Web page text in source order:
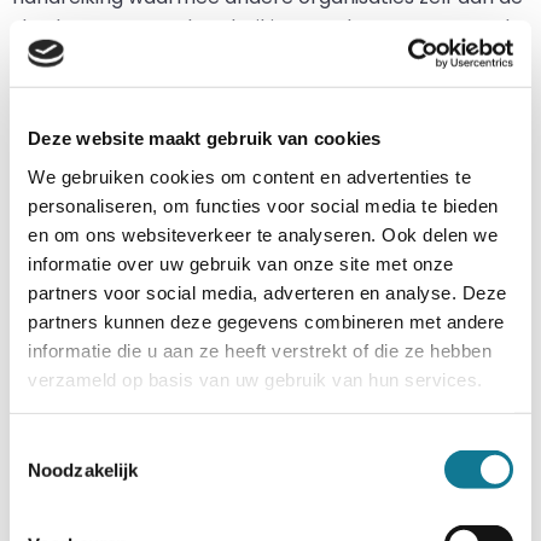
Deze website maakt gebruik van cookies
We gebruiken cookies om content en advertenties te
personaliseren, om functies voor social media te bieden
en om ons websiteverkeer te analyseren. Ook delen we
informatie over uw gebruik van onze site met onze
partners voor social media, adverteren en analyse. Deze
partners kunnen deze gegevens combineren met andere
informatie die u aan ze heeft verstrekt of die ze hebben
verzameld op basis van uw gebruik van hun services.
Noodzakelijk
slag kunnen. Deze handreiking wordt gepresenteerd
tijdens een slotevent dat in juni 2023 zal plaatsvinden.
De koplopers
Er was veel animo voor het pilot-traject. Uit alle
aanmeldingen is een groep deelnemers
samengesteld bestaande uit onder andere Viisi, The
Colour Kitchen, Valstar Simonis, Actief Zorg,